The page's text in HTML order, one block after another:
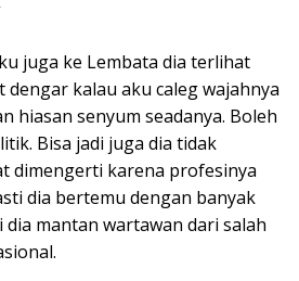
juga ke Lembata dia terlihat
dengar kalau aku caleg wajahnya
hiasan senyum seadanya. Boleh
Bisa jadi juga dia tidak
dimengerti karena profesinya
dia bertemu dengan banyak
dia mantan wartawan dari salah